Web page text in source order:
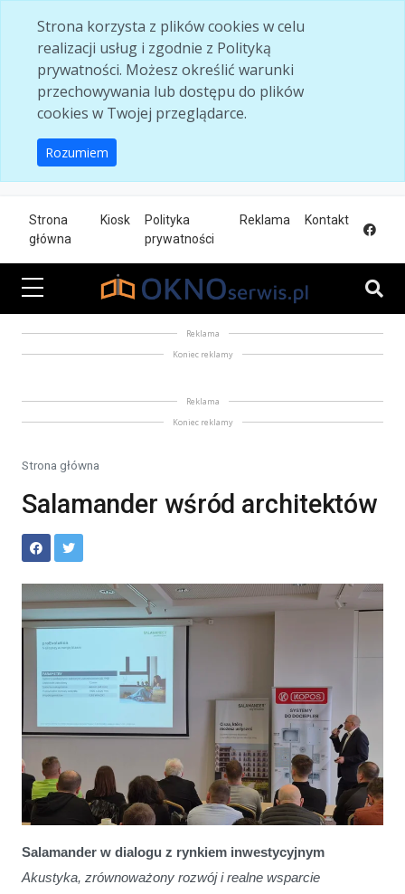
Strona korzysta z plików cookies w celu
realizacji usług i zgodnie z Polityką
prywatności. Możesz określić warunki
przechowywania lub dostępu do plików
cookies w Twojej przeglądarce.
Rozumiem
Strona
główna
Kiosk
Polityka
prywatności
Reklama Kontakt
Reklama
Koniec reklamy
Reklama
Koniec reklamy
Strona główna
Salamander wśród architektów
Salamander w dialogu z rynkiem inwestycyjnym
Akustyka, zrównoważony rozwój i realne wsparcie